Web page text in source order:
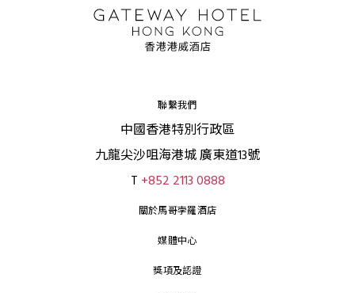
聯繫我們
中國香港特別行政區
九龍尖沙咀海港城 廣東道13號
T +852 2113 0888
關於馬哥孛羅酒店
媒體中心
獎項及認證